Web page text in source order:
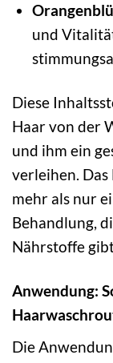
und
Diese
Haar von der
und ihm ein
verleihen.
mehr als nur
Behandlung,
Nährstoffe
Anwendung:
Die